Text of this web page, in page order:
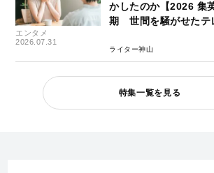
エンタメ
2026.07.31
かしたのか【2026 集
期 世間を騒がせたテ
ライター神山
特集一覧を見る